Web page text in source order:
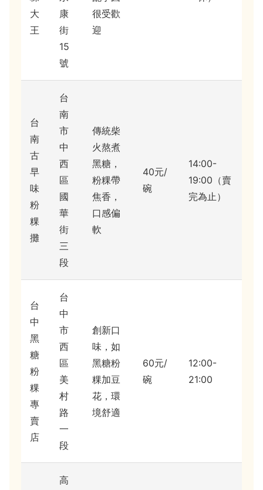
大
王
康
街
15
號
很受歡
迎
台
南
古
早
味
粉
粿
攤
台
南
市
中
西
區
國
華
街
三
段
傳統柴
火熬煮
黑糖，
粉粿帶
焦香，
口感偏
軟
40元/
碗
14:00-
19:00（賣
完為止）
台
中
黑
糖
粉
粿
專
賣
店
台
中
市
西
區
美
村
路
一
段
創新口
味，如
黑糖粉
粿加豆
花，環
境舒適
60元/
碗
12:00-
21:00
高